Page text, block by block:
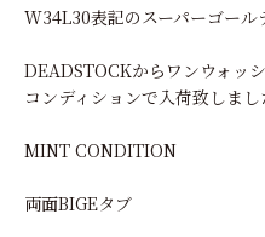
W34L30表記のスーパーゴール
DEADSTOCKからワンウォッ
コンディションで入荷致しまし
MINT CONDITION
両面BIGEタブ